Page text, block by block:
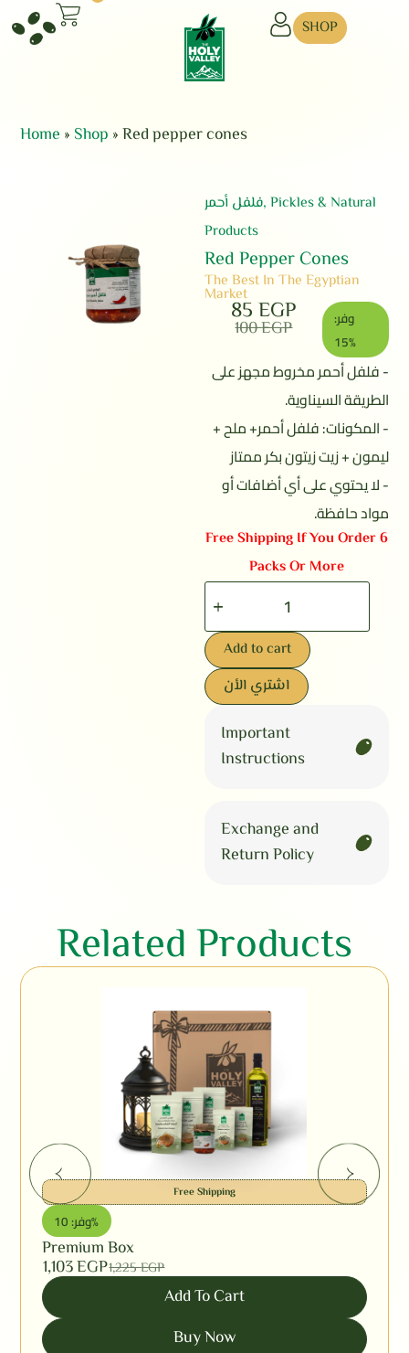
SHOP
Home » Shop »Red pepper cones
فلفل أحمر, Pickles & Natural
Products
Red Pepper Cones
The Best In The Egyptian
Market
100EGP
85EGP
وفر:
15%
- فلفل أحمر مخروط مجهز على
الطريقة السيناوية.
- المكونات: فلفل أحمر+ ملح +
ليمون + زيت زيتون بكر ممتاز
- لا يحتوي على أي أضافات أو
مواد حافظة.
Free Shipping If You Order 6
Packs Or More
Add to cart
اشتري الأن
Important
Instructions
Exchange and
Return Policy
Related Products
Free Shipping
وفر: 10%
Premium Box
1,225EGP
1,103EGP
Add To Cart
Buy Now